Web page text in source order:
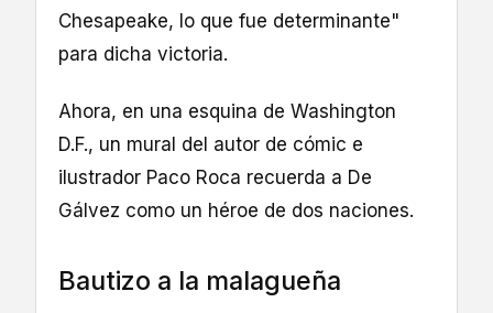
Chesapeake, lo que fue determinante"
para dicha victoria.
Ahora, en una esquina de Washington
D.F., un mural del autor de cómic e
ilustrador Paco Roca recuerda a De
Gálvez como un héroe de dos naciones.
Bautizo a la malagueña